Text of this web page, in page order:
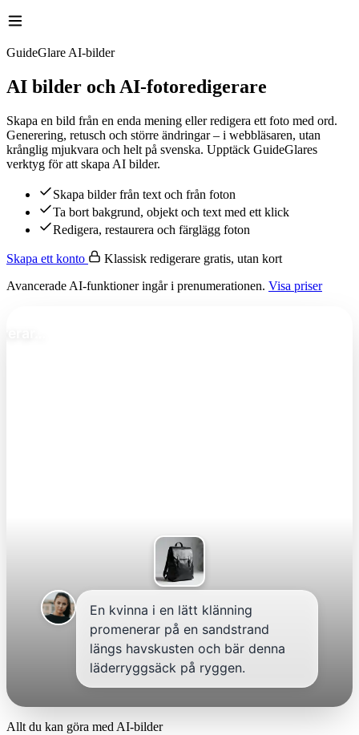
GuideGlare AI-bilder
AI bilder och AI-fotoredigerare
Skapa en bild från en enda mening eller redigera ett foto med ord.
Generering, retusch och större ändringar – i webbläsaren, utan
krånglig mjukvara och helt på svenska. Upptäck GuideGlares
verktyg för att skapa AI bilder.
Skapa bilder från text och från foton
Ta bort bakgrund, objekt och text med ett klick
Redigera, restaurera och färglägg foton
Skapa ett konto
Klassisk redigerare gratis, utan kort
Avancerade AI-funktioner ingår i prenumerationen. Visa priser
En kvinna i en lätt klänning
promenerar på en sandstrand
längs havskusten och bär denna
läderryggsäck på ryggen.
Allt du kan göra med AI-bilder